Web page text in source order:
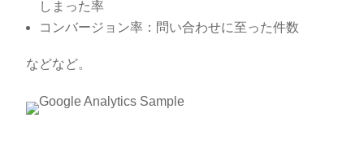
しまった率
コンバージョン率：問い合わせに至った件数
などなど。